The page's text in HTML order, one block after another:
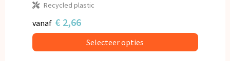
Recycled plastic
vanaf € 2,66
Selecteer opties